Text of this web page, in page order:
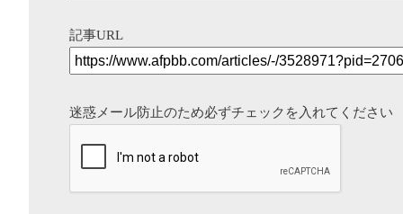
記事URL
迷惑メール防止のため必ずチェックを入れてください